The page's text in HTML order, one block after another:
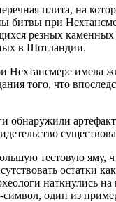
плита, на
битвы при
резных каменных
в Шотландии.
Нехтансмере имела
того, что
обнаружили
тестовую яму,
остатки
наткнулись
один из